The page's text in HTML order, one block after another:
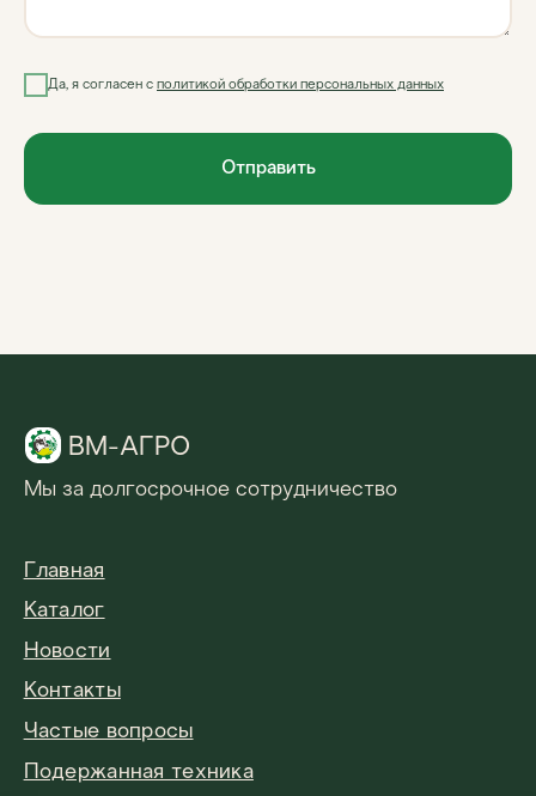
Да, я согласен с политикой обработки персональных данных
Отправить
Главная
Политика обработки данных
Новости
Частые вопросы